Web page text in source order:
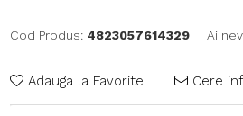
Cod Produs: 4823057614329 Ai
Adauga la Favorite Cere